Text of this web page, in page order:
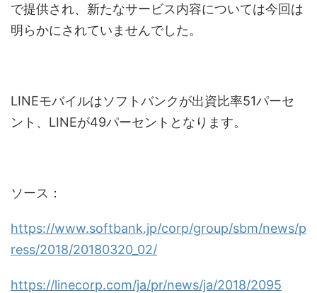
で提供され、新たなサービス内容については今回は
明らかにされていませんでした。
LINEモバイルはソフトバンクが出資比率51パーセ
ント、LINEが49パーセントとなります。
ソース：
https://www.softbank.jp/corp/group/sbm/news/p
ress/2018/20180320_02/
https://linecorp.com/ja/pr/news/ja/2018/2095